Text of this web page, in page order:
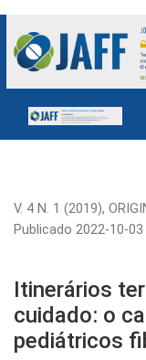
Itinerários
V. 4 N. 1 (2019),
Itinerários
cuidado: o
pediátricos
Publicado 2022-10-03